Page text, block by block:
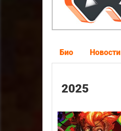
Био Новости
2025